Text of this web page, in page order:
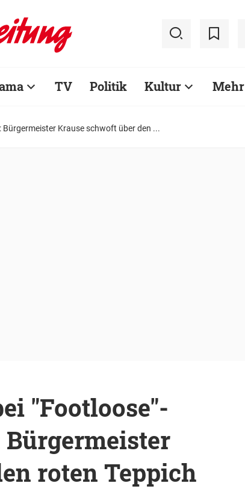
TV Politik Kultur Mehr
Bürgermeister Krause schwoft über den ...
"Footloose"-
roten Teppich